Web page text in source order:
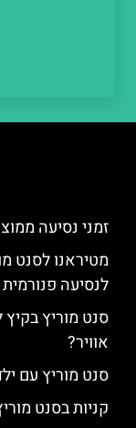
זמני נסיעה
מטיראנו לסנט
לנסיעה
סנט מוריץ
אוויר?
סנט מוריץ עם
קניות בסנט